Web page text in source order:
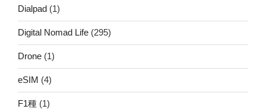
Dialpad (1)
Digital Nomad Life (295)
Drone (1)
eSIM (4)
F1種 (1)